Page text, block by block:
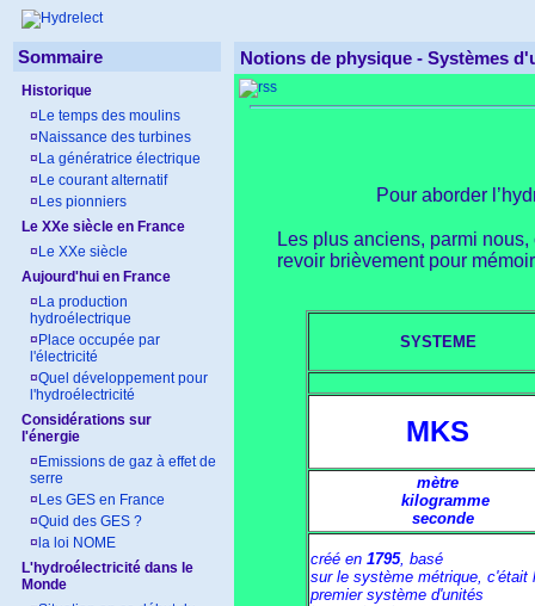
Sommaire
Historique
¤ Le temps des moulins
¤ Naissance des turbines
¤ La génératrice électrique
¤ Le courant alternatif
¤ Les pionniers
Le XXe siècle en France
¤ Le XXe siècle
Aujourd'hui en France
¤ La production
hydroélectrique
¤ Place occupée par
l'électricité
¤Quel développement pour
l'hydroélectricité
Considérations sur
l'énergie
¤ Emissions de gaz à effet de
serre
¤ Les GES en France
¤Quid des GES ?
¤ la loi NOME
L'hydroélectricité dans le
Monde
Notions de physique - Systèmes
Pour aborder
Les plus anciens, parmi
revoir brièvement pour
SYSTEME
MKS
mètre
kilogramme
seconde
créé en 1795, basé
sur le système métrique, c'était
premier système d'unités